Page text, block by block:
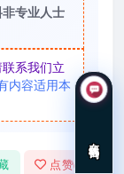
专业人士
系我们立
内容适用本
点赞(